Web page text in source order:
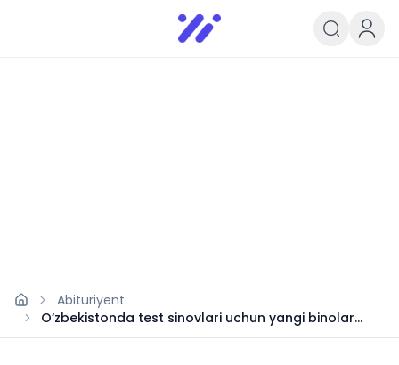
Infoedu
Ta&#039;lim xabarlari va
Abituriyent
O‘zbekistonda test sinovlari uchun yangi binolar
qurilmoqda